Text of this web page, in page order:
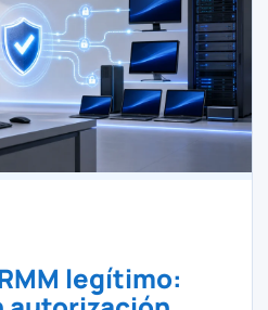
legítimo: